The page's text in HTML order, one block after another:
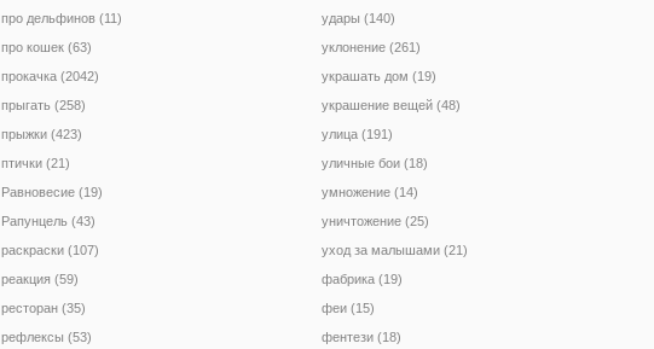
про дельфинов (11)
про кошек (63)
прокачка (2042)
прыгать (258)
прыжки (423)
птички (21)
Равновесие (19)
Рапунцель (43)
раскраски (107)
реакция (59)
ресторан (35)
рефлексы (53)
удары (140)
уклонение (261)
украшать дом (19)
украшение вещей (48)
улица (191)
уличные бои (18)
умножение (14)
уничтожение (25)
уход за малышами (21)
фабрика (19)
феи (15)
фентези (18)